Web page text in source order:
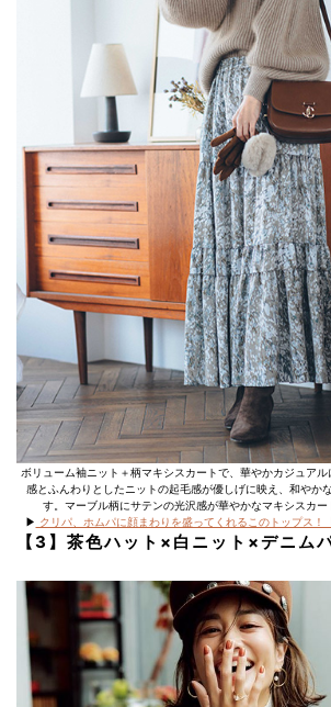
ボリューム袖ニット＋柄マキシスカートで、華やかカジュア
感とふんわりとしたニットの起毛感が優しげに映え、和やか
す。マーブル柄にサテンの光沢感が華やかなマキシスカー
▶︎ クリパ、ホムパに顔まわりを盛ってくれるこのトップス！
【3】茶色ハット×白ニット×デニム